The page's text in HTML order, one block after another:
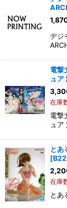
デジ
電撃
ュア
在庫
電撃
ュア
とあ
[
在庫
とあ